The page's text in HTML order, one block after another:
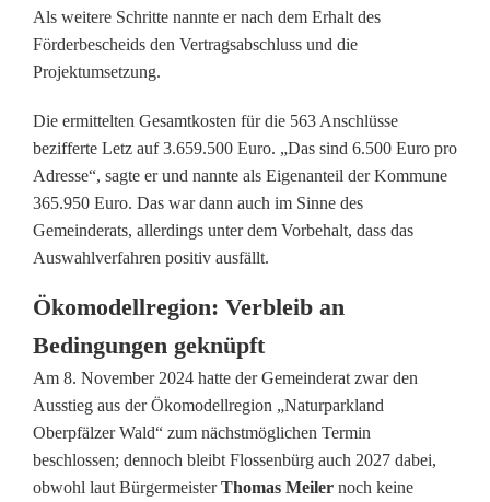
e
t
e
n
W
e
g
f
ü
r
G
Als weitere Schritte nannte er nach dem Erhalt des
Förderbescheids den Vertragsabschluss und die
Projektumsetzung.
Die ermittelten Gesamtkosten für die 563 Anschlüsse
bezifferte Letz auf 3.659.500 Euro. „Das sind 6.500 Euro pro
Adresse“, sagte er und nannte als Eigenanteil der Kommune
365.950 Euro. Das war dann auch im Sinne des
Gemeinderats, allerdings unter dem Vorbehalt, dass das
Auswahlverfahren positiv ausfällt.
Ökomodellregion: Verbleib an
Bedingungen geknüpft
Am 8. November 2024 hatte der Gemeinderat zwar den
Ausstieg aus der Ökomodellregion „Naturparkland
Oberpfälzer Wald“ zum nächstmöglichen Termin
beschlossen; dennoch bleibt Flossenbürg auch 2027 dabei,
obwohl laut BürgermeisterThomas Meiler noch keine